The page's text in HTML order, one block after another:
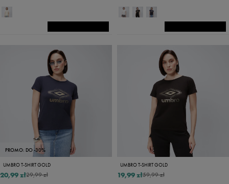
PROMO: DO -30%
UMBRO T-SHIRT GOLD
29,99 zł
20,99 zł
UMBRO T-SHIRT GOLD
59,99 zł
19,99 zł